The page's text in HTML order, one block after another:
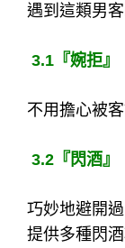
遇到這類男
3.1 『婉拒』
不用擔心被
3.2 『閃酒』
巧妙地避開
提供多種閃